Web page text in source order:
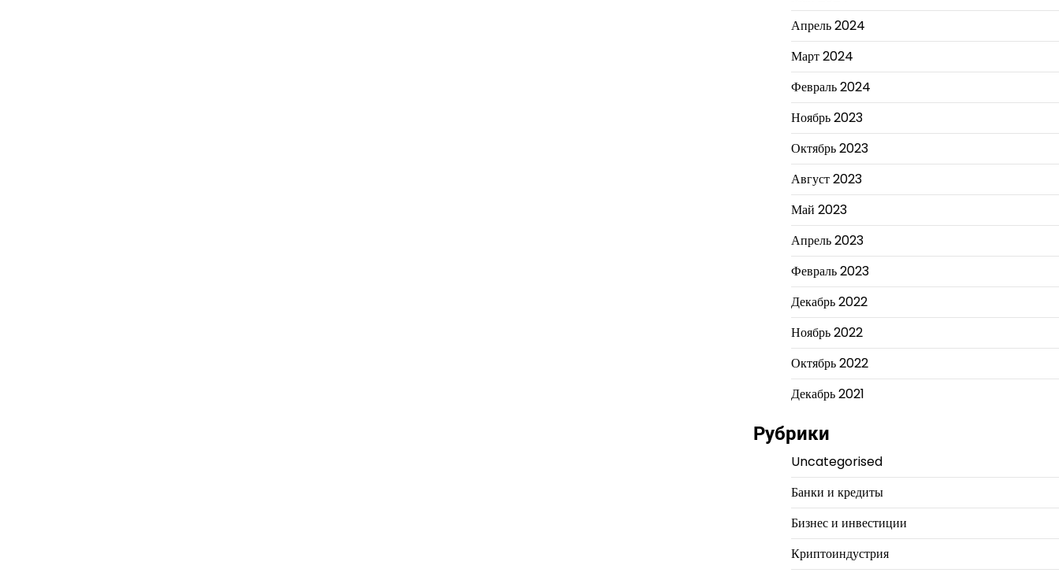
Апрель 2024
Март 2024
Февраль 2024
Ноябрь 2023
Октябрь 2023
Август 2023
Май 2023
Апрель 2023
Февраль 2023
Декабрь 2022
Ноябрь 2022
Октябрь 2022
Декабрь 2021
Рубрики
Uncategorised
Банки и кредиты
Бизнес и инвестиции
Криптоиндустрия